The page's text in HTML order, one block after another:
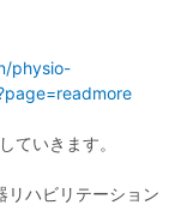
physio-
ていきます。
ハビリテーション